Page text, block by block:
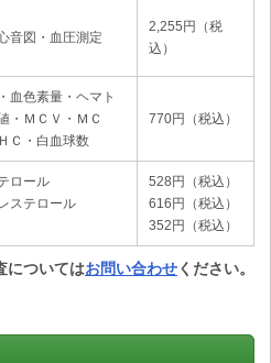
音図・血圧測定
2,255円（税
込）
血色素量・ヘマト
・ＭＣＶ・ＭＣ
Ｃ・白血球数
770円（税込）
ロール
ステロール
528円（税込）
616円（税込）
352円（税込）
についてはお問い合わせください。